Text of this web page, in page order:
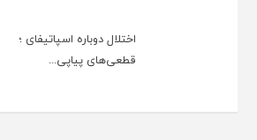
اختلال دوباره اسپاتیفای ؛
قطعی‌های پیاپی...